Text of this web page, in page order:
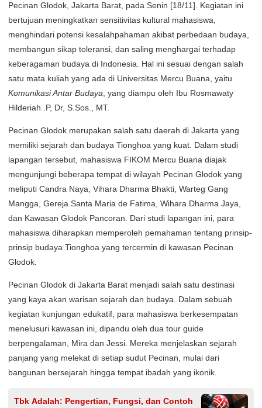
Pecinan Glodok, Jakarta Barat, pada Senin [18/11]. Kegiatan ini
bertujuan meningkatkan sensitivitas kultural mahasiswa,
menghindari potensi kesalahpahaman akibat perbedaan budaya,
membangun sikap toleransi, dan saling menghargai terhadap
keberagaman budaya di Indonesia. Hal ini sesuai dengan salah
satu mata kuliah yang ada di Universitas Mercu Buana, yaitu
Komunikasi Antar Budaya , yang diampu oleh Ibu Rosmawaty
Hilderiah .P, Dr, S.Sos., MT.
Pecinan Glodok merupakan salah satu daerah di Jakarta yang
memiliki sejarah dan budaya Tionghoa yang kuat. Dalam studi
lapangan tersebut, mahasiswa FIKOM Mercu Buana diajak
mengunjungi beberapa tempat di wilayah Pecinan Glodok yang
meliputi Candra Naya, Vihara Dharma Bhakti, Warteg Gang
Mangga, Gereja Santa Maria de Fatima, Wihara Dharma Jaya,
dan Kawasan Glodok Pancoran. Dari studi lapangan ini, para
mahasiswa diharapkan memperoleh pemahaman tentang prinsip-
prinsip budaya Tionghoa yang tercermin di kawasan Pecinan
Glodok.
Pecinan Glodok di Jakarta Barat menjadi salah satu destinasi
yang kaya akan warisan sejarah dan budaya. Dalam sebuah
kegiatan kunjungan edukatif, para mahasiswa berkesempatan
menelusuri kawasan ini, dipandu oleh dua tour guide
berpengalaman, Mira dan Jessi. Mereka menjelaskan sejarah
panjang yang melekat di setiap sudut Pecinan, mulai dari
bangunan bersejarah hingga tempat ibadah yang ikonik.
Tbk Adalah: Pengertian, Fungsi, dan Contoh